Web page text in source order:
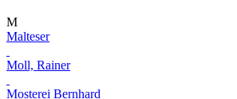
M
Malteser
Moll, Rainer
Mosterei Bernhard